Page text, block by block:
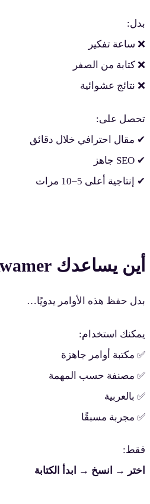
بدل:
❌ ساعة تفكير
❌ كتابة من الصفر
❌ نتائج عشوائية
تحصل على:
✔ مقال احترافي خلال دقائق
✔ SEO جاهز
✔ إنتاجية أعلى 5–10 مرات
أين يساعدك Awamer؟
بدل حفظ هذه الأوامر يدويًا…
يمكنك استخدام:
✅ مكتبة أوامر جاهزة
✅ مصنفة حسب المهمة
✅ بالعربية
✅ مجربة مسبقًا
فقط:
اختر → انسخ → ابدأ الكتابة